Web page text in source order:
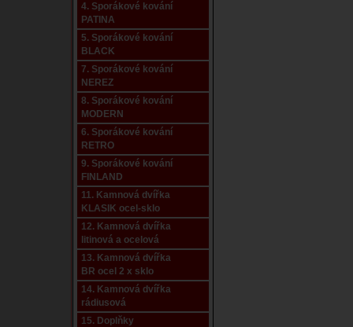
4. Sporákové kování
PATINA
5. Sporákové kování
BLACK
7. Sporákové kování
NEREZ
8. Sporákové kování
MODERN
6. Sporákové kování
RETRO
9. Sporákové kování
FINLAND
11. Kamnová dvířka
KLASIK ocel-sklo
12. Kamnová dvířka
litinová a ocelová
13. Kamnová dvířka
BR ocel 2 x sklo
14. Kamnová dvířka
rádiusová
15. Doplňky